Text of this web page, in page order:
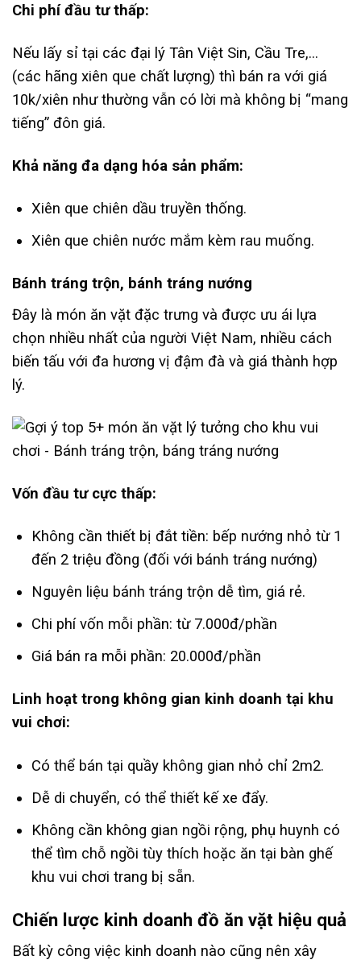
Chi phí đầu tư thấp:
Nếu lấy sỉ tại các đại lý Tân Việt Sin, Cầu Tre,…
(các hãng xiên que chất lượng) thì bán ra với giá
10k/xiên như thường vẫn có lời mà không bị “mang
tiếng” đôn giá.
Khả năng đa dạng hóa sản phẩm:
Xiên que chiên dầu truyền thống.
Xiên que chiên nước mắm kèm rau muống.
Bánh tráng trộn, bánh tráng nướng
Đây là món ăn vặt đặc trưng và được ưu ái lựa
chọn nhiều nhất của người Việt Nam, nhiều cách
biến tấu với đa hương vị đậm đà và giá thành hợp
lý.
Vốn đầu tư cực thấp:
Không cần thiết bị đắt tiền: bếp nướng nhỏ từ 1
đến 2 triệu đồng (đối với bánh tráng nướng)
Nguyên liệu bánh tráng trộn dễ tìm, giá rẻ.
Chi phí vốn mỗi phần: từ 7.000đ/phần
Giá bán ra mỗi phần: 20.000đ/phần
Linh hoạt trong không gian kinh doanh tại khu
vui chơi:
Có thể bán tại quầy không gian nhỏ chỉ 2m2.
Dễ di chuyển, có thể thiết kế xe đẩy.
Không cần không gian ngồi rộng, phụ huynh có
thể tìm chỗ ngồi tùy thích hoặc ăn tại bàn ghế
khu vui chơi trang bị sẵn.
Chiến lược kinh doanh đồ ăn vặt hiệu quả
Bất kỳ công việc kinh doanh nào cũng nên xây